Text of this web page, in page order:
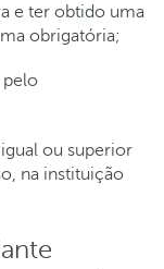
e ter obtido uma
obrigatória;
pelo
ou superior
na instituição